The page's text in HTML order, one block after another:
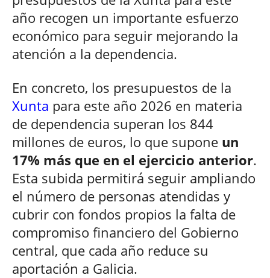
año recogen un importante esfuerzo
económico para seguir mejorando la
atención a la dependencia.
En concreto, los presupuestos de la
Xunta para este año 2026 en materia
de dependencia superan los 844
millones de euros, lo que supone un
17% más que en el ejercicio anterior.
Esta subida permitirá seguir ampliando
el número de personas atendidas y
cubrir con fondos propios la falta de
compromiso financiero del Gobierno
central, que cada año reduce su
aportación a Galicia.